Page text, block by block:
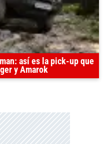
así es la pick-up que
y Amarok